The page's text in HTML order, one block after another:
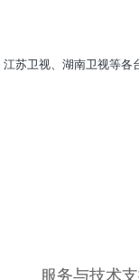
苏卫视、湖南卫视等
服务与技术